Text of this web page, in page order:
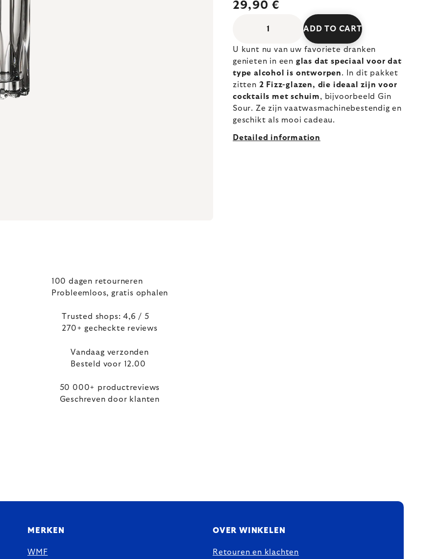
29,90 €
ADD TO CART
U kunt nu van uw favoriete dranken
genieten in een glas dat speciaal voor dat
type alcohol is ontworpen. In dit pakket
zitten 2 Fizz-glazen, die ideaal zijn voor
cocktails met schuim, bijvoorbeeld Gin
Sour. Ze zijn vaatwasmachinebestendig en
geschikt als mooi cadeau.
Detailed information
100 dagen retourneren
Probleemloos, gratis ophalen
Trusted shops: 4,6 / 5
270+ gecheckte reviews
Vandaag verzonden
Besteld voor 12.00
50 000+ productreviews
Geschreven door klanten
MERKEN
WMF
OVER WINKELEN
Retouren en klachten